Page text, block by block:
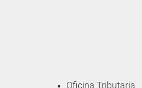
Oficina Tributaria